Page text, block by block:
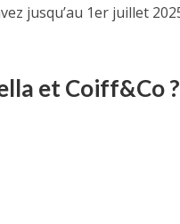
jusqu’au 1er juillet
et Coiff&Co ?